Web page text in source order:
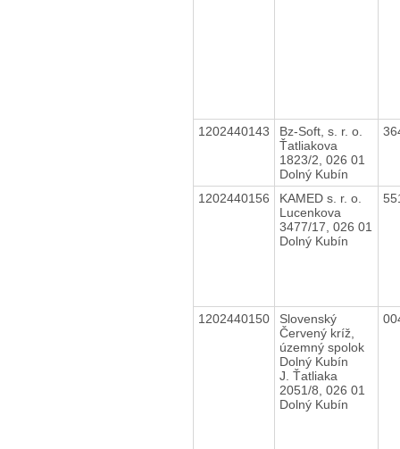
1202440143
Bz-Soft, s. r. o.
Ťatliakova
1823/2, 026 01
Dolný Kubín
1202440156
KAMED s. r. o.
Lucenkova
3477/17, 026 01
Dolný Kubín
1202440150
Slovenský
Červený kríž,
územný spolok
Dolný Kubín
J. Ťatliaka
2051/8, 026 01
Dolný Kubín